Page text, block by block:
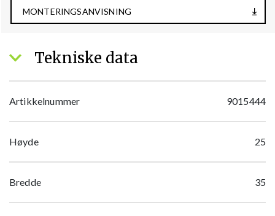
MONTERINGSANVISNING
Tekniske data
Artikkelnummer 9015444
Høyde 25
Bredde 35